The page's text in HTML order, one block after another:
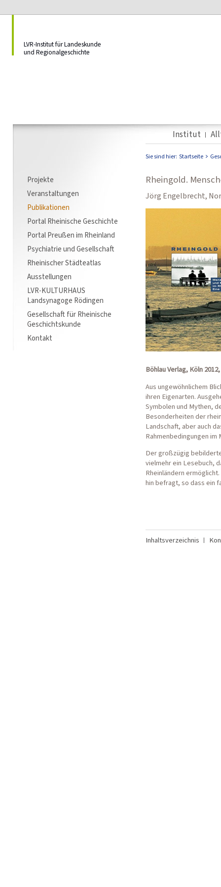
LVR-Institut für Landeskunde
und Regionalgeschichte
Institut
Projekte
Veranstaltungen
Publikationen
Portal Rheinische Geschichte
Portal Preußen im Rheinland
Psychiatrie und Gesellschaft
Rheinischer Städteatlas
Ausstellungen
LVR-KULTURHAUS
Landsynagoge Rödingen
Gesellschaft für Rheinische
Geschichtskunde
Kontakt
Sie sind hier: Startseite
Rheingold.
Jörg Engelbrecht,
Böhlau Verlag, Köln
Aus ungewöhnlichem
ihren Eigenarten.
Symbolen und Mythen,
Besonderheiten der
Landschaft, aber auch
Rahmenbedingungen im
Der großzügig
vielmehr ein Lesebuch,
Rheinländern
hin befragt, so dass ein
Inhaltsverzeichnis